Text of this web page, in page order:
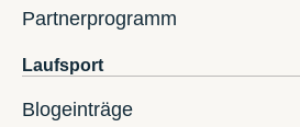
Partnerprogramm
Laufsport
Blogeinträge